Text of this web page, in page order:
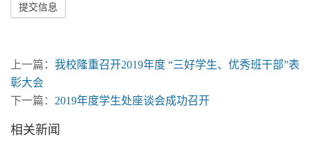
提交信息
上一篇： 我校隆重召开2019年度 “三好学生、优秀班干部”表
彰大会
下一篇： 2019年度学生处座谈会成功召开
相关新闻